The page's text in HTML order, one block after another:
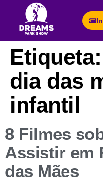
Etiqueta:
dia das
infantil
8 Filmes
Assistir em
das Mães